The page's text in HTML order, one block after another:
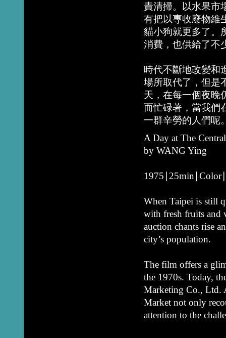
責清掃。以水果市
有把以專收廢物維
貓小狗就更多了。
消費，也供給了不
時代不斷地改變和
場所取代了，但是
天，在每一個夜晚
而忙碌著，當我們
一群辛勞的人們呢
A Day at The
by WANG Ying
When Taipei is still
with fresh fruits and
auction chants rise
city’s population.
The film offers a
the 1970s. Today,
Marketing Co., Ltd.
Market not only
attention to the